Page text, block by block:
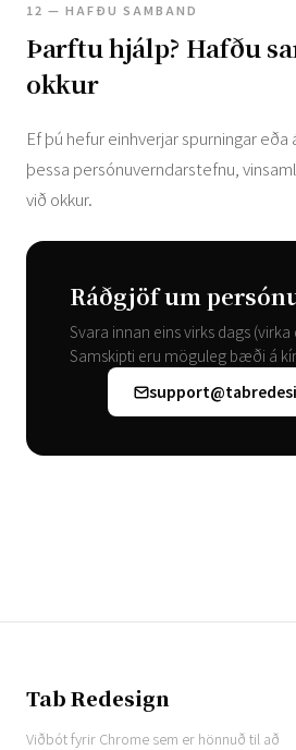
12 — HAFÐU SAMBAND
Þarftu hjálp? Hafðu
okkur
Ef þú hefur einhverjar spurningar eða
þessa persónuverndarstefnu,
við okkur.
Ráðgjöf um
Svara innan eins virks dags
Samskipti eru möguleg bæði á
Tab Redesign
Viðbót fyrir Chrome sem er hönnuð til að